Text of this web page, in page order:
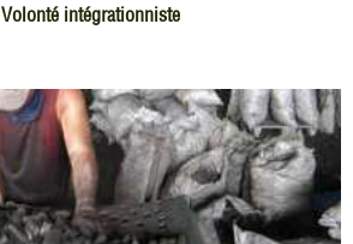
Volonté intégrationniste